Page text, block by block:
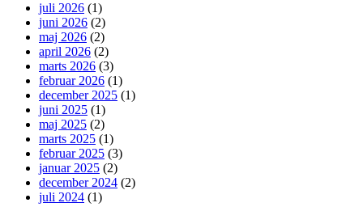
juli 2026 (1)
juni 2026 (2)
maj 2026 (2)
april 2026 (2)
marts 2026 (3)
februar 2026 (1)
december 2025 (1)
juni 2025 (1)
maj 2025 (2)
marts 2025 (1)
februar 2025 (3)
januar 2025 (2)
december 2024 (2)
juli 2024 (1)